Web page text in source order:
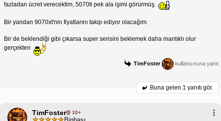
fazladan ücret verecektim, 5070ti pek ala işimi görürmüş.
Bir yandan 9070xt'nin fiyatlarını takip ediyor olacağım.
Bir de beklendiği gibi çıkarsa super serisini beklemek daha mantıklı olur
gerçekten
TimFoster kullanıcısına yanıt
Buna gelen 1 yanıtı gör.
TimFoster 10+